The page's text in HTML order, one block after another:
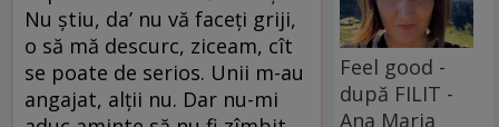
Nu știu, da’ nu vă faceți griji,
o să mă descurc, ziceam, cît
se poate de serios. Unii m-au
angajat, alții nu. Dar nu-mi
Feel good -
după FILIT -
Ana Maria